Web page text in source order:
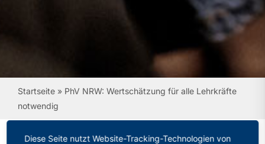
Startseite» PhV NRW: Wertschätzung für alle Lehrkräfte
notwendig
Diese Seite nutzt Website-Tracking-Technologien von